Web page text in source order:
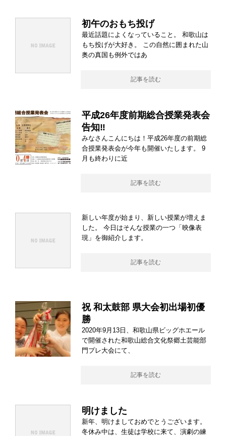
初午のおもち投げ
最近話題によくなっていること。 和歌山は
もち投げが大好き。 この自然に囲まれた山
奥の真国も例外ではあ
記事を読む
平成26年度前期総合授業発表会
告知‼︎
みなさんこんにちは！平成26年度の前期総
合授業発表会が今年も開催いたします。 9
月も終わりに近
記事を読む
新しい年度が始まり、新しい授業が増えま
した。 今日はそんな授業の一つ「映像表
現」を御紹介します。
記事を読む
祝 和太鼓部 県大会初出場初優
勝
2020年9月13日、和歌山県ビッグホエール
で開催された和歌山総合文化祭郷土芸能部
門プレ大会にて、
記事を読む
明けました
新年、明けましておめでとうございます。
冬休み中は、生徒は学校に来て、演劇の練